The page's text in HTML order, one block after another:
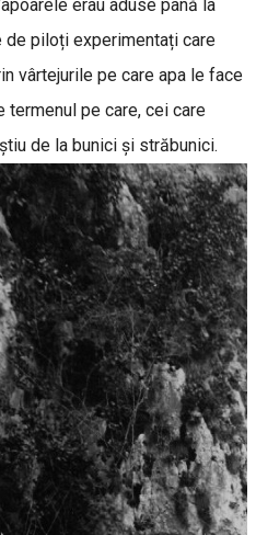
erau aduse până la
de piloți experimentați care
vârtejurile pe care apa le face
termenul pe care, cei care
de la bunici și străbunici.